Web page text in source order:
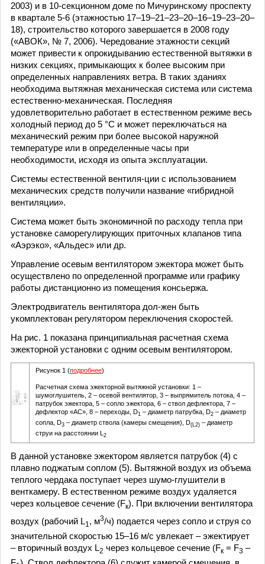
2003) и в 10-секционном доме по Мичуринскому проспекту
в квартале 5-6 (этажностью 17–19–21–23–20–16–19–23–20–
18), строительство которого завершается в 2008 году
(«АВОК», № 7, 2006). Чередование этажности секций
может привести к опрокидыванию естественной вытяжки в
низких секциях, примыкающих к более высоким при
определенных направлениях ветра. В таких зданиях
необходима вытяжная механическая система или система
естественно-механическая. Последняя
удовлетворительно работает в естественном режиме весь
холодный период до 5 °С и может переключаться на
механический режим при более высокой наружной
температуре или в определенные часы при
необходимости, исходя из опыта эксплуатации.
Системы естественной вентиля-ции с использованием
механических средств получили название «гибридной
вентиляции».
Система может быть экономичной по расходу тепла при
установке саморегулирующих приточных клапанов типа
«Аэрэко», «Альдес» или др.
Управление осевым вентилятором эжектора может быть
осуществлено по определенной программе или графику
работы дистанционно из помещения консьержа.
Электродвигатель вентилятора дол-жен быть
укомплектован регулятором переключения скоростей.
На рис. 1 показана принципиальная расчетная схема
эжекторной установки с одним осевым вентилятором.
Рисунок 1 (подробнее)
Расчетная схема эжекторной вытяжной установки: 1 –
шумоглушитель, 2 – осевой вентилятор, 3 – выпрямитель потока, 4 –
патрубок эжектора, 5 – сопло эжектора, 6 – ствол дефлектора, 7 –
дефлектор «АС», 8 – переходы, D1 – диаметр патрубка, D2 – диаметр
сопла, D3 – диаметр ствола (камеры смещения), D(L2) – диаметр
струи на расстоянии L 2
В данной установке эжектором является патрубок (4) с
плавно поджатым соплом (5). Вытяжной воздух из объема
теплого чердака поступает через шумо-глушители в
венткамеру. В естественном режиме воздух удаляется
через кольцевое сечение (Fк). При включении вентилятора
воздух (рабочий L1 , м3/ч) подается через сопло и струя со
значительной скоростью 15–16 м/с увлекает – эжектирует
– вторичный воздух L2 через кольцевое сечение (Fк = F3 –